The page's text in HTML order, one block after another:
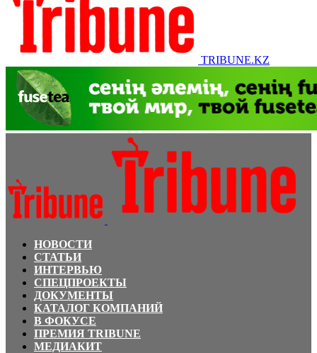
TRIBUNE.KZ
НОВОСТИ
СТАТЬИ
ИНТЕРВЬЮ
СПЕЦПРОЕКТЫ
ДОКУМЕНТЫ
КАТАЛОГ КОМПАНИЙ
В ФОКУСЕ
ПРЕМИЯ TRIBUNE
МЕДИАКИТ